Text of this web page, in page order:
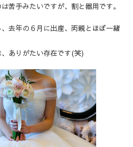
苦手みたいですが、割と器用です。
去年の６月に出産、両親とほぼ一緒
ありがたい存在です(笑)